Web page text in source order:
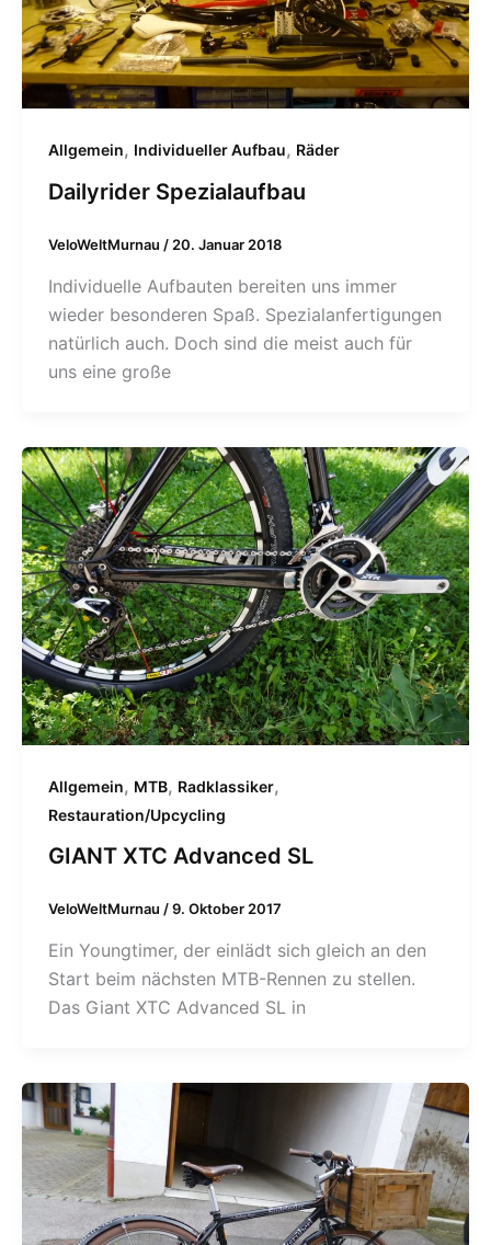
Allgemein, Individueller Aufbau, Räder
Dailyrider Spezialaufbau
VeloWeltMurnau / 20. Januar 2018
Individuelle Aufbauten bereiten uns immer
wieder besonderen Spaß. Spezialanfertigungen
natürlich auch. Doch sind die meist auch für
uns eine große
Allgemein, MTB, Radklassiker,
Restauration/Upcycling
GIANT XTC Advanced SL
VeloWeltMurnau /9. Oktober 2017
Ein Youngtimer, der einlädt sich gleich an den
Start beim nächsten MTB-Rennen zu stellen.
Das Giant XTC Advanced SL in